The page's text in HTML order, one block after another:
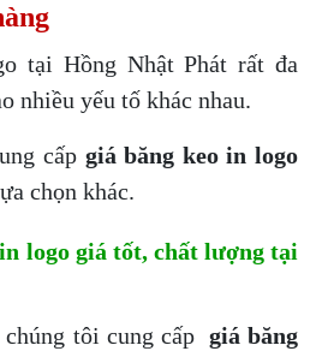
tại Hồng Nhật Phát rất đa
nhiều yếu tố khác nhau.
cấp giá băng keo in logo
chọn khác.
logo giá tốt, chất lượng tại
tôi cung cấp giá băng